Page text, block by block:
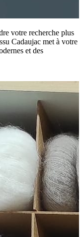
votre recherche plus
Cadaujac met à votre
et des